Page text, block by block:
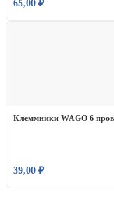
65,00 ₽
Клеммники WAGO 6
39,00 ₽